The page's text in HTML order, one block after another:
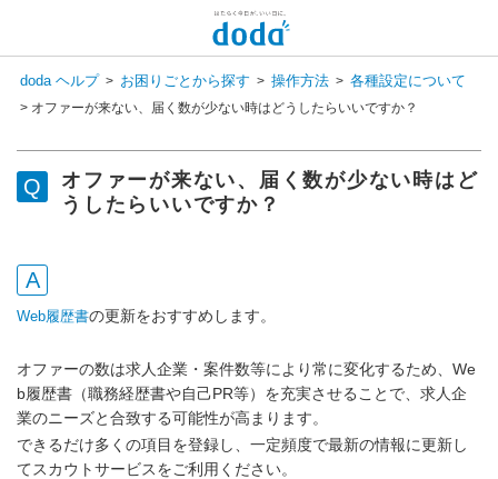
doda ヘルプ > お困りごとから探す > 操作方法 > 各種設定について
> オファーが来ない、届く数が少ない時はどうしたらいいですか？
オファーが来ない、届く数が少ない時はど
うしたらいいですか？
Web履歴書の更新をおすすめします。
オファーの数は求人企業・案件数等により常に変化するため、We
b履歴書（職務経歴書や自己PR等）を充実させることで、求人企
業のニーズと合致する可能性が高まります。
できるだけ多くの項目を登録し、一定頻度で最新の情報に更新し
てスカウトサービスをご利用ください。
新しいメッセージがあります
コンシェル呼び出し
チャットで相談してみませんか？
会員登録状況を選択すると
専任スタッフが回答いたします！